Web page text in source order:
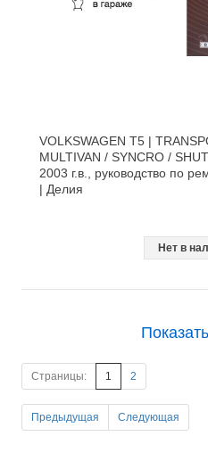
VOLKSWAGEN T5 |
MULTIVAN / SYNCRO /
2003 г.в., руководство по
| Делия
Нет в
Страницы: 1 2
Предыдущая Следующая